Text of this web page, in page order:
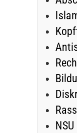
NSU